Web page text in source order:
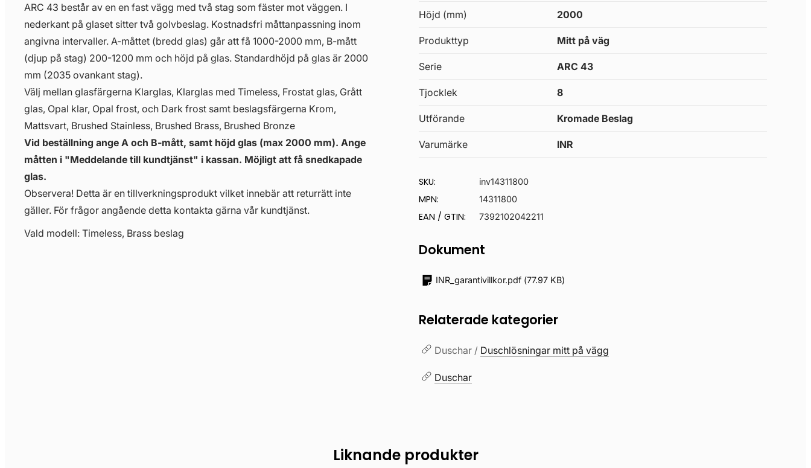
ARC 43 består av en en fast vägg med två stag som fäster mot väggen. I
nederkant på glaset sitter två golvbeslag. Kostnadsfri måttanpassning inom
angivna intervaller. A-måttet (bredd glas) går att få 1000-2000 mm, B-mått
(djup på stag) 200-1200 mm och höjd på glas. Standardhöjd på glas är 2000
mm (2035 ovankant stag).
Välj mellan glasfärgerna Klarglas, Klarglas med Timeless, Frostat glas, Grått
glas, Opal klar, Opal frost, och Dark frost samt beslagsfärgerna Krom,
Mattsvart, Brushed Stainless, Brushed Brass, Brushed Bronze
Vid beställning ange A och B-mått, samt höjd glas (max 2000 mm). Ange
måtten i "Meddelande till kundtjänst" i kassan. Möjligt att få snedkapade
glas.
Observera! Detta är en tillverkningsprodukt vilket innebär att returrätt inte
gäller. För frågor angående detta kontakta gärna vår kundtjänst.
Vald modell: Timeless, Brass beslag
Höjd (mm) 2000
Produkttyp Mitt på väg
Serie ARC 43
Tjocklek 8
Utförande Kromade Beslag
Varumärke INR
SKU: inv14311800
MPN: 14311800
EAN / GTIN: 7392102042211
Dokument
INR_garantivillkor.pdf (77.97 KB)
Relaterade kategorier
Duschar / Duschlösningar mitt på vägg
Duschar
Liknande produkter